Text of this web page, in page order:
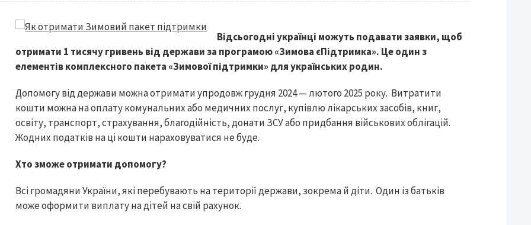
Відсьогодні українці можуть подавати заявки, щоб
отримати 1 тисячу гривень від держави за програмою «Зимова єПідтримка». Це один з
елементів комплексного пакета «Зимової підтримки» для українських родин.
Допомогу від держави можна отримати упродовж грудня 2024 — лютого 2025 року. Витратити
кошти можна на оплату комунальних або медичних послуг, купівлю лікарських засобів, книг,
освіту, транспорт, страхування, благодійність, донати ЗСУ або придбання військових облігацій.
Жодних податків на ці кошти нараховуватися не буде.
Хто зможе отримати допомогу?
Всі громадяни України, які перебувають на території держави, зокрема й діти. Один із батьків
може оформити виплату на дітей на свій рахунок.